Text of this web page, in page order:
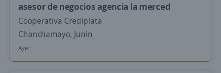
asesor de negocios agencia la merced
Cooperativa Crediplata
Chanchamayo, Junin
Ayer